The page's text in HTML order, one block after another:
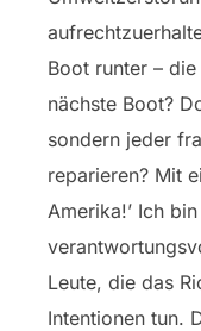
Boot runter –
nächste Boot?
sondern jeder
reparieren? Mit
Amerika!’ Ich
Leute, die das
Intentionen tun.